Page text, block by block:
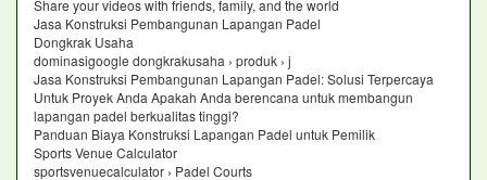
Share your videos with friends, family, and the world
Jasa Konstruksi Pembangunan Lapangan Padel
Dongkrak Usaha
dominasigoogle dongkrakusaha › produk › j
Jasa Konstruksi Pembangunan Lapangan Padel: Solusi Terpercaya
Untuk Proyek Anda Apakah Anda berencana untuk membangun
lapangan padel berkualitas tinggi?
Panduan Biaya Konstruksi Lapangan Padel untuk Pemilik
Sports Venue Calculator
sportsvenuecalculator › Padel Courts